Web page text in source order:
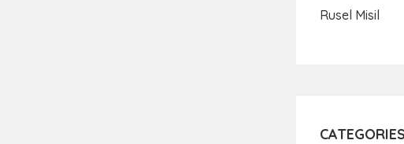
Rusel Misil
CATEGORIES